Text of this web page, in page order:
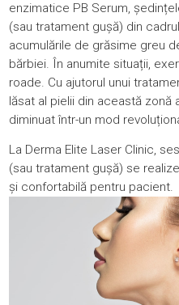
enzimatice PB Serum,
(sau tratament gușă) din
acumulările de grăsime greu
bărbiei. În anumite situații,
roade. Cu ajutorul unui
lăsat al pielii din această
diminuat într-un mod
La Derma Elite Laser Clinic,
(sau tratament gușă) se
și confortabilă pentru pacient.